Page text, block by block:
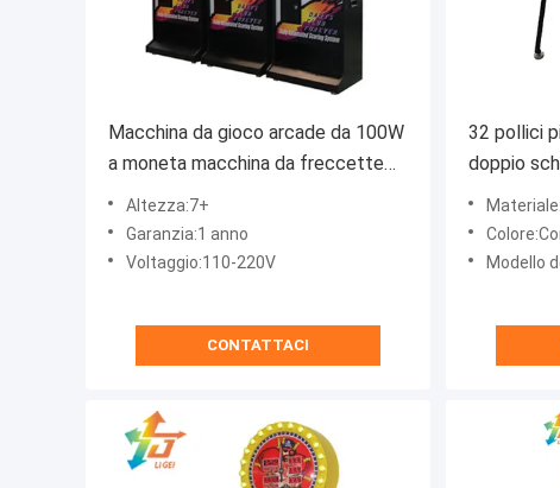
Macchina da gioco arcade da 100W
a moneta macchina da freccette
per bambini e adulti
Altezza:7+
Garanzia:1 anno
Voltaggio:110-220V
CONTATTACI
32 pollici
doppio
arcade
Modello del